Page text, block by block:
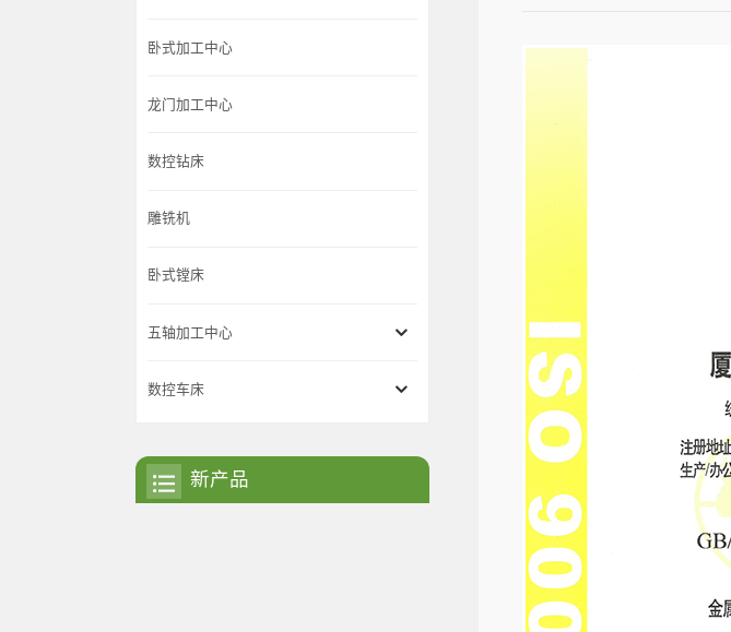
卧式加工中心
龙门加工中心
数控钻床
雕铣机
卧式镗床
五轴加工中心
数控车床
新产品